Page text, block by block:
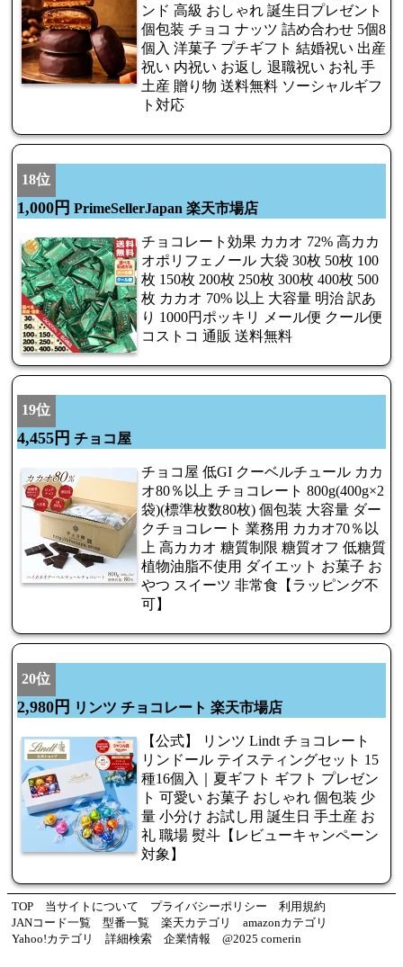
ンド 高級 おしゃれ 誕生日プレゼント
個包装 チョコ ナッツ 詰め合わせ 5個8
個入 洋菓子 プチギフト 結婚祝い 出産
祝い 内祝い お返し 退職祝い お礼 手
土産 贈り物 送料無料 ソーシャルギフ
ト対応
18位
1,000円 PrimeSellerJapan 楽天市場店
チョコレート効果 カカオ 72% 高カカ
オポリフェノール 大袋 30枚 50枚 100
枚 150枚 200枚 250枚 300枚 400枚 500
枚 カカオ 70% 以上 大容量 明治 訳あ
り 1000円ポッキリ メール便 クール便
コストコ 通販 送料無料
19位
4,455円 チョコ屋
チョコ屋 低GI クーベルチュール カカ
オ80％以上 チョコレート 800g(400g×2
袋)(標準枚数80枚) 個包装 大容量 ダー
クチョコレート 業務用 カカオ70％以
上 高カカオ 糖質制限 糖質オフ 低糖質
植物油脂不使用 ダイエット お菓子 お
やつ スイーツ 非常食【ラッピング不
可】
20位
2,980円 リンツ チョコレート 楽天市場店
【公式】 リンツ Lindt チョコレート
リンドール テイスティングセット 15
種16個入｜夏ギフト ギフト プレゼン
ト 可愛い お菓子 おしゃれ 個包装 少
量 小分け お試し用 誕生日 手土産 お
礼 職場 熨斗【レビューキャンペーン
対象】
TOP 当サイトについて プライバシーポリシー
利用規約
JANコード一覧
型番一覧 楽天カテゴリ
amazonカテゴリ
Yahoo!カテゴリ
詳細検索 企業情報 @2025 cornerin